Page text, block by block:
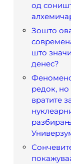
од
Зошто
што
денес?
редок, но
вратите